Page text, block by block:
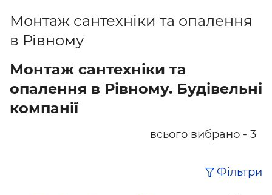
Монтаж сантехніки та опалення
в Рівному
Монтаж сантехніки та
опалення в Рівному. Будівельні
компанії
всього вибрано - 3
Фільтри